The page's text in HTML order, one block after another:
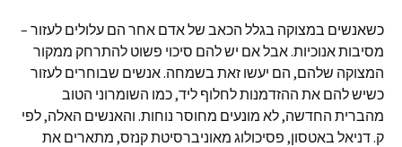
כשאנשים במצוקה בגלל הכאב של אדם אחר הם עלולים לעזור –
מסיבות אנוכיות. אבל אם יש להם סיכוי פשוט להתרחק ממקור
המצוקה שלהם, הם יעשו זאת בשמחה. אנשים שבוחרים לעזור
כשיש להם את ההזדמנות לחלוף ליד, כמו השומרוני הטוב
מהברית החדשה, לא מונעים מחוסר נוחות. והאנשים האלה, לפי
ק. דניאל באטסון, פסיכולוג מאוניברסיטת קנזס, מתארים את